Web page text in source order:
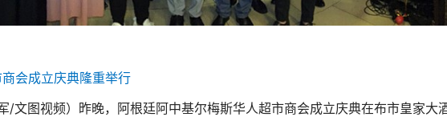
会成立庆典隆重举行
/文图视频）昨晚，阿根廷阿中基尔梅斯华人超市商会成立庆典在布市皇家大